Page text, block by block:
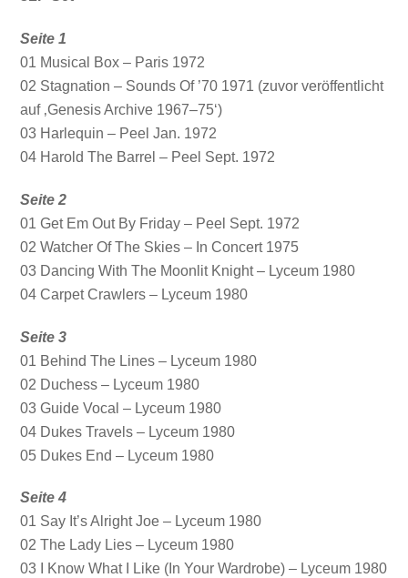
Seite 1
01 Musical Box – Paris 1972
02 Stagnation – Sounds Of ’70 1971 (zuvor veröffentlicht
auf ‚Genesis Archive 1967–75‘)
03 Harlequin – Peel Jan. 1972
04 Harold The Barrel – Peel Sept. 1972
Seite 2
01 Get Em Out By Friday – Peel Sept. 1972
02 Watcher Of The Skies – In Concert 1975
03 Dancing With The Moonlit Knight – Lyceum 1980
04 Carpet Crawlers – Lyceum 1980
Seite 3
01 Behind The Lines – Lyceum 1980
02 Duchess – Lyceum 1980
03 Guide Vocal – Lyceum 1980
04 Dukes Travels – Lyceum 1980
05 Dukes End – Lyceum 1980
Seite 4
01 Say It’s Alright Joe – Lyceum 1980
02 The Lady Lies – Lyceum 1980
03 I Know What I Like (In Your Wardrobe) – Lyceum 1980